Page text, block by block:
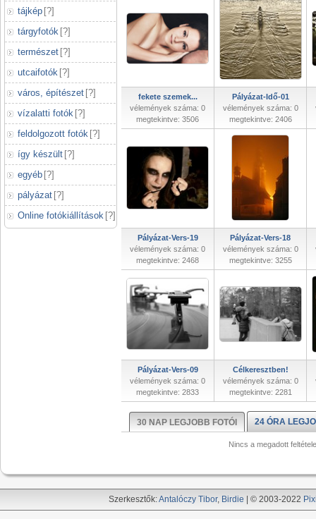
tájkép [?]
tárgyfotók [?]
természet [?]
utcaifotók [?]
város, építészet [?]
vízalatti fotók [?]
feldolgozott fotók [?]
így készült [?]
egyéb [?]
pályázat [?]
Online fotókiállítások [?]
fekete szemek...
vélemények száma: 0
megtekintve: 3506
Pályázat-Idő-01
vélemények száma: 0
megtekintve: 2406
Pályázat-Vers-19
vélemények száma: 0
megtekintve: 2468
Pályázat-Vers-18
vélemények száma: 0
megtekintve: 3255
Pályázat-Vers-09
vélemények száma: 0
megtekintve: 2833
Célkeresztben!
vélemények száma: 0
megtekintve: 2281
30 NAP LEGJOBB FOTÓI 24 ÓRA
Nincs a megadott
Szerkesztők:Antalóczy Tibor, Birdie | © 2003-2022